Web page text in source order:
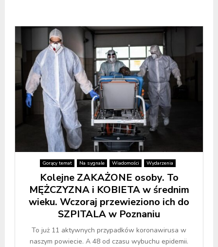
Gorący temat Na sygnale Wiadomości Wydarzenia
Kolejne ZAKAŻONE osoby. To
MĘŻCZYZNA i KOBIETA w średnim
wieku. Wczoraj przewieziono ich do
SZPITALA w Poznaniu
To już 11 aktywnych przypadków koronawirusa w
naszym powiecie. A 48 od czasu wybuchu epidemii.